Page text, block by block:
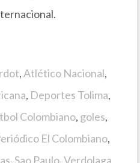
,Atlético Nacional,
, Deportes Tolima,
Colombiano, goles,
El Colombiano,
,Sao Paulo,Verdolaga